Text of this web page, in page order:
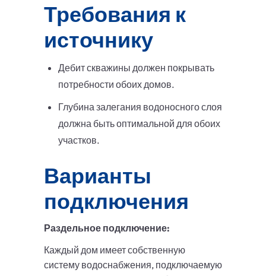
Требования к
источнику
Дебит скважины должен покрывать
потребности обоих домов.
Глубина залегания водоносного слоя
должна быть оптимальной для обоих
участков.
Варианты
подключения
Раздельное подключение:
Каждый дом имеет собственную
систему водоснабжения, подключаемую